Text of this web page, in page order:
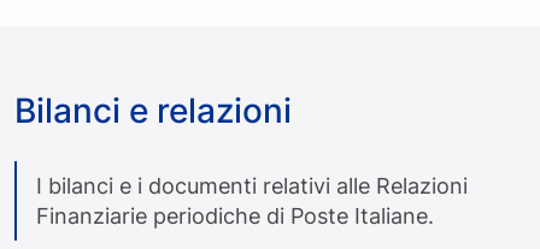
Bilanci e relazioni
I bilanci e i documenti relativi alle Relazioni
Finanziarie periodiche di Poste Italiane.